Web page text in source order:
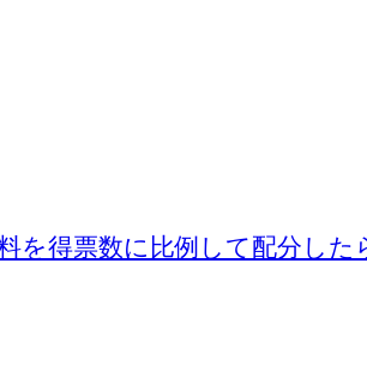
を得票数に比例して配分した